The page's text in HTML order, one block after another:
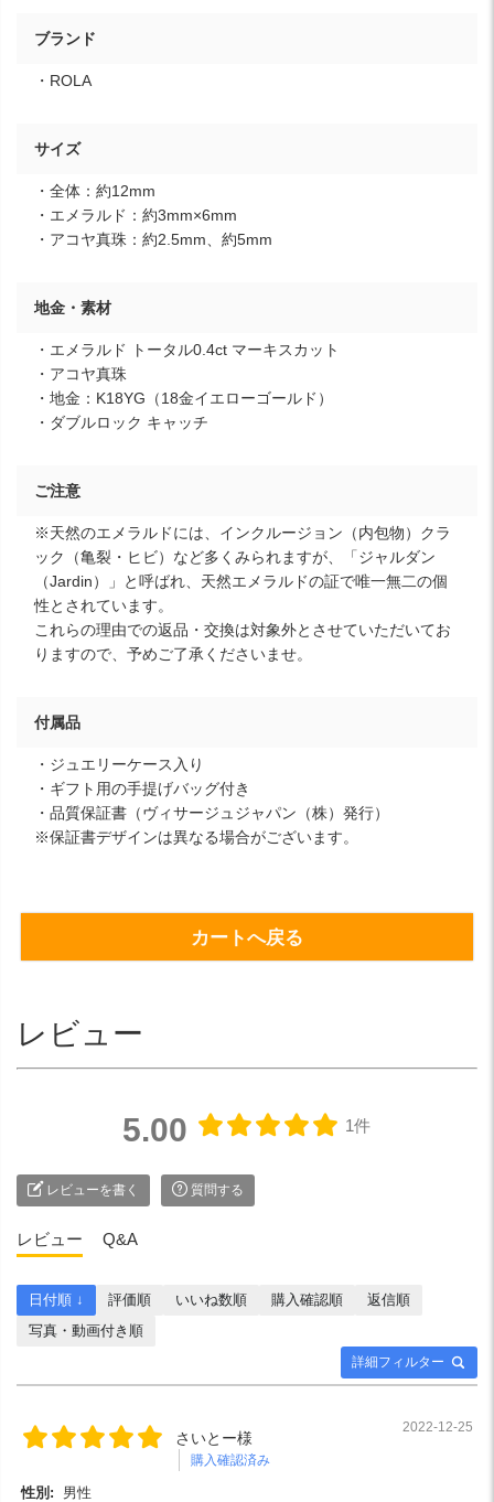
ブランド
・ROLA
サイズ
・全体：約12mm
・エメラルド：約3mm×6mm
・アコヤ真珠：約2.5mm、約5mm
地金・素材
・エメラルド トータル0.4ct マーキスカット
・アコヤ真珠
・地金：K18YG（18金イエローゴールド）
・ダブルロック キャッチ
ご注意
※天然のエメラルドには、インクルージョン（内包物）クラ
ック（亀裂・ヒビ）など多くみられますが、「ジャルダン
（Jardin）」と呼ばれ、天然エメラルドの証で唯一無二の個
性とされています。
これらの理由での返品・交換は対象外とさせていただいてお
りますので、予めご了承くださいませ。
付属品
・ジュエリーケース入り
・ギフト用の手提げバッグ付き
・品質保証書（ヴィサージュジャパン（株）発行）
※保証書デザインは異なる場合がございます。
カートへ戻る
レビュー
5.00 1件
レビューを書く 質問する
レビュー Q&A
詳細フィルター
日付順 ↓ 評価順 いいね数順 購入確認順
返信順
写真・動画付き順
さいとー様
購入確認済み
2022-12-25
性別:
男性